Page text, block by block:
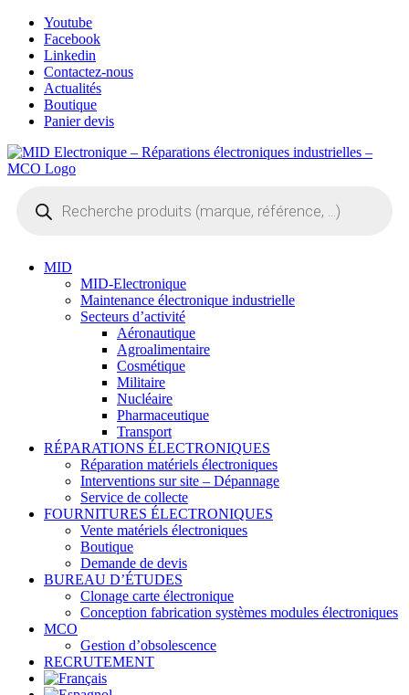
Skip
content
Youtube
Facebook
Linkedin
Contactez-nous
Actualités
Boutique
Panier devis
produits
MID
MID-Electronique
Maintenance électronique industrielle
Secteurs d’activité
Aéronautique
Agroalimentaire
Cosmétique
Militaire
Nucléaire
Pharmaceutique
Transport
RÉPARATIONS ÉLECTRONIQUES
Réparation matériels électroniques
Interventions sur site – Dépannage
Service de collecte
FOURNITURES ÉLECTRONIQUES
Vente matériels électroniques
Boutique
Demande de devis
BUREAU D’ÉTUDES
Clonage carte électronique
Conception fabrication systèmes modules électroniques
MCO
Gestion d’obsolescence
RECRUTEMENT